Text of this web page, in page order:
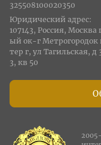
325508100020350
Юридический адрес:
107143, Россия, Москва
ый ок-г Метрогородок
тер г, ул Тагильская, д
3, кв 50